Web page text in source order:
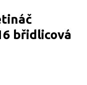
břidlicová